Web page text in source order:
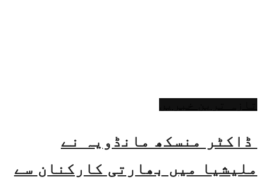
ڈاکٹر منسکھ مانڈویہ نے
ملیشیا میں بھارتی کارکنان سے